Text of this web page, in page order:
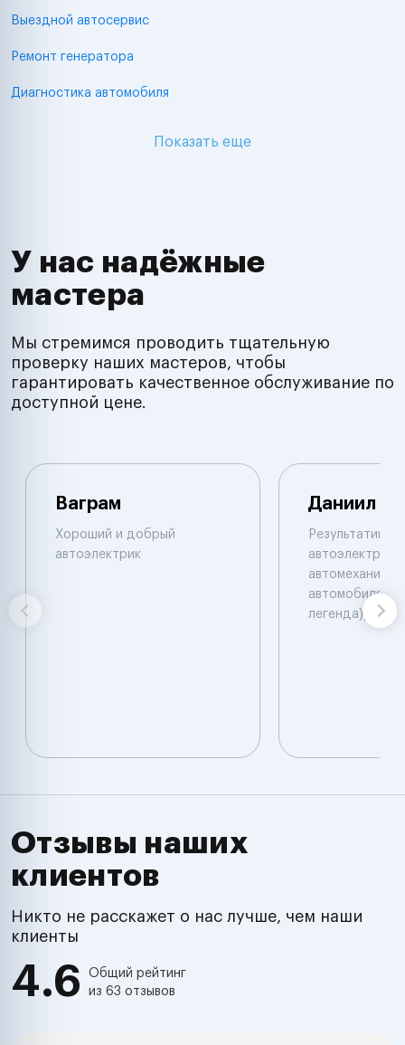
Выездной автосервис
Ремонт генератора
Диагностика автомобиля
Показать еще
У нас надёжные
мастера
Мы стремимся проводить тщательную
проверку наших мастеров, чтобы
гарантировать качественное обслуживание по
доступной цене.
Ваграм
Хороший и добрый
автоэлектрик
Даниил
автоэлектрик и
автомеханик
автомобилям.
легенда))
Отзывы наших
клиентов
Никто не расскажет о нас лучше, чем наши
клиенты
4.6
Общий рейтинг
из 63 отзывов